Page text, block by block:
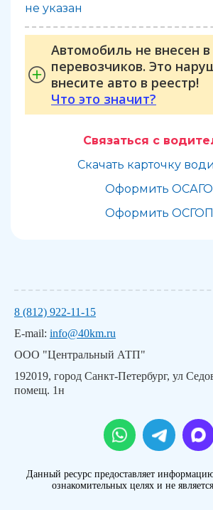
не указан
Автомобиль не внесен в
перевозчиков. Это
внесите авто в реестр!
Что это значит?
Связаться с
Скачать карточку
Оформить ОСАГО
Оформить ОСГОП
8 (812) 922-11-15
E-mail: info@40km.ru
ООО "Центральный АТП"
192019, город Санкт-Петербург, ул
помещ. 1н
Данный ресурс предоставляет
ознакомительных целях и не